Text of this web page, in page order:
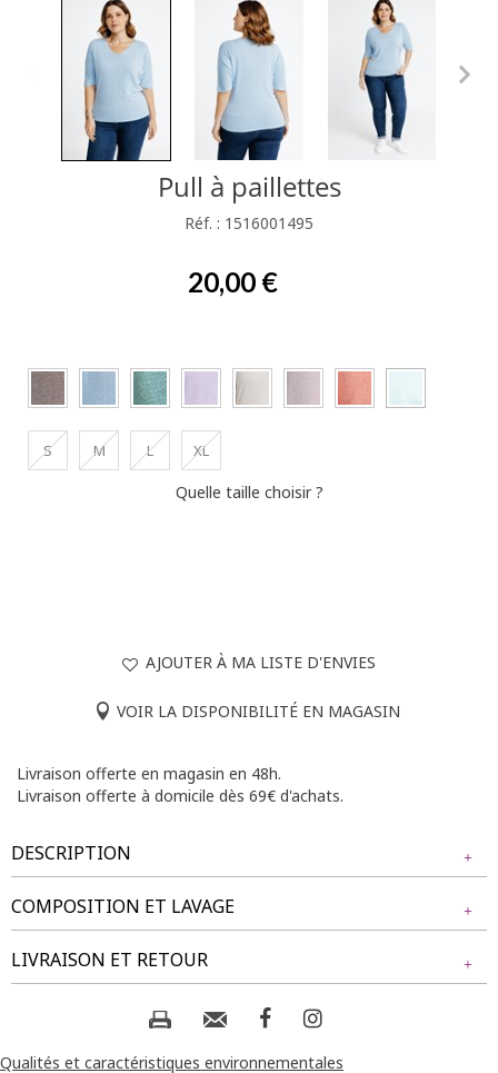
Pull à paillettes
Réf. : 1516001495
20,00 €
S M L XL
Quelle taille choisir ?
AJOUTER À MA LISTE D'ENVIES
VOIR LA DISPONIBILITÉ EN MAGASIN
Livraison offerte en magasin en 48h.
Livraison offerte à domicile dès 69€ d'achats.
DESCRIPTION
Pull grande taille fin en maille métallisée. Coupe droite.
Manches aux coudes sans emmanchures. Col V. Fine maille
métallisée. Petits bords-côtes à la base. Composition en
modal mélangé. Portez ce pull léger avec votre jean préféré,
COMPOSITION ET LAVAGE
Tissu principal : 55% MODAL, 43% ACRYLIQUE, 2%
POLYESTER
Composition et lavage :
LIVRAISON ET RETOUR
NOS MODES DE LIVRAISON
Livraison Magasin :
Qualités et caractéristiques environnementales